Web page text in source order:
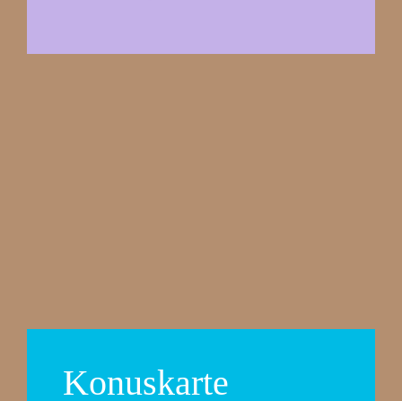
Konuskarte